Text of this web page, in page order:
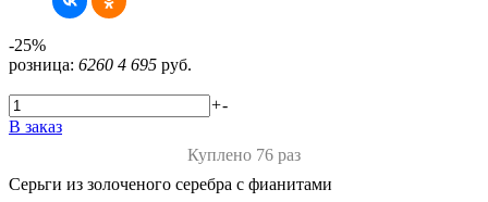
-25%
розница: 6260 4 695 руб.
+-
В заказ
Куплено 76 раз
Серьги из золоченого серебра с фианитами